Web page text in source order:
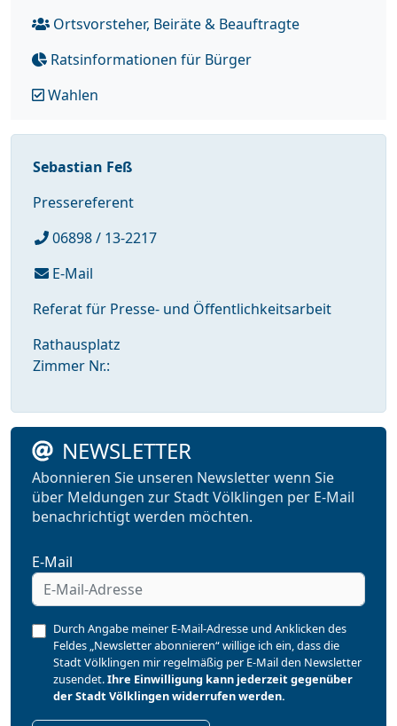
Ortsvorsteher, Beiräte & Beauftragte
Ratsinformationen für Bürger
Wahlen
Sebastian Feß
Pressereferent
06898 / 13-2217
E-Mail
Referat für Presse- und Öffentlichkeitsarbeit
Rathausplatz
Zimmer Nr.:
NEWSLETTER
Abonnieren Sie unseren Newsletter wenn Sie
über Meldungen zur Stadt Völklingen per E-Mail
benachrichtigt werden möchten.
E-Mail
Durch Angabe meiner E-Mail-Adresse und Anklicken des
Feldes „Newsletter abonnieren“ willige ich ein, dass die
Stadt Völklingen mir regelmäßig per E-Mail den Newsletter
zusendet.Ihre Einwilligung kann jederzeit gegenüber
der Stadt Völklingen widerrufen werden.